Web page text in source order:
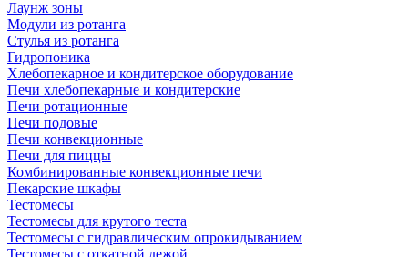
Лаунж зоны
Модули из ротанга
Стулья из ротанга
Гидропоника
Хлебопекарное и кондитерское оборудование
Печи хлебопекарные и кондитерские
Печи ротационные
Печи подовые
Печи конвекционные
Печи для пиццы
Комбинированные конвекционные печи
Пекарские шкафы
Тестомесы
Тестомесы для крутого теста
Тестомесы с гидравлическим опрокидыванием
Тестомесы с откатной дежой